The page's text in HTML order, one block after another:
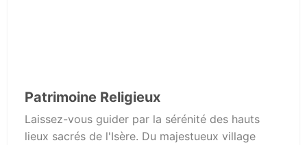
Patrimoine Religieux
Laissez-vous guider par la sérénité des hauts
lieux sacrés de l'Isère. Du majestueux village